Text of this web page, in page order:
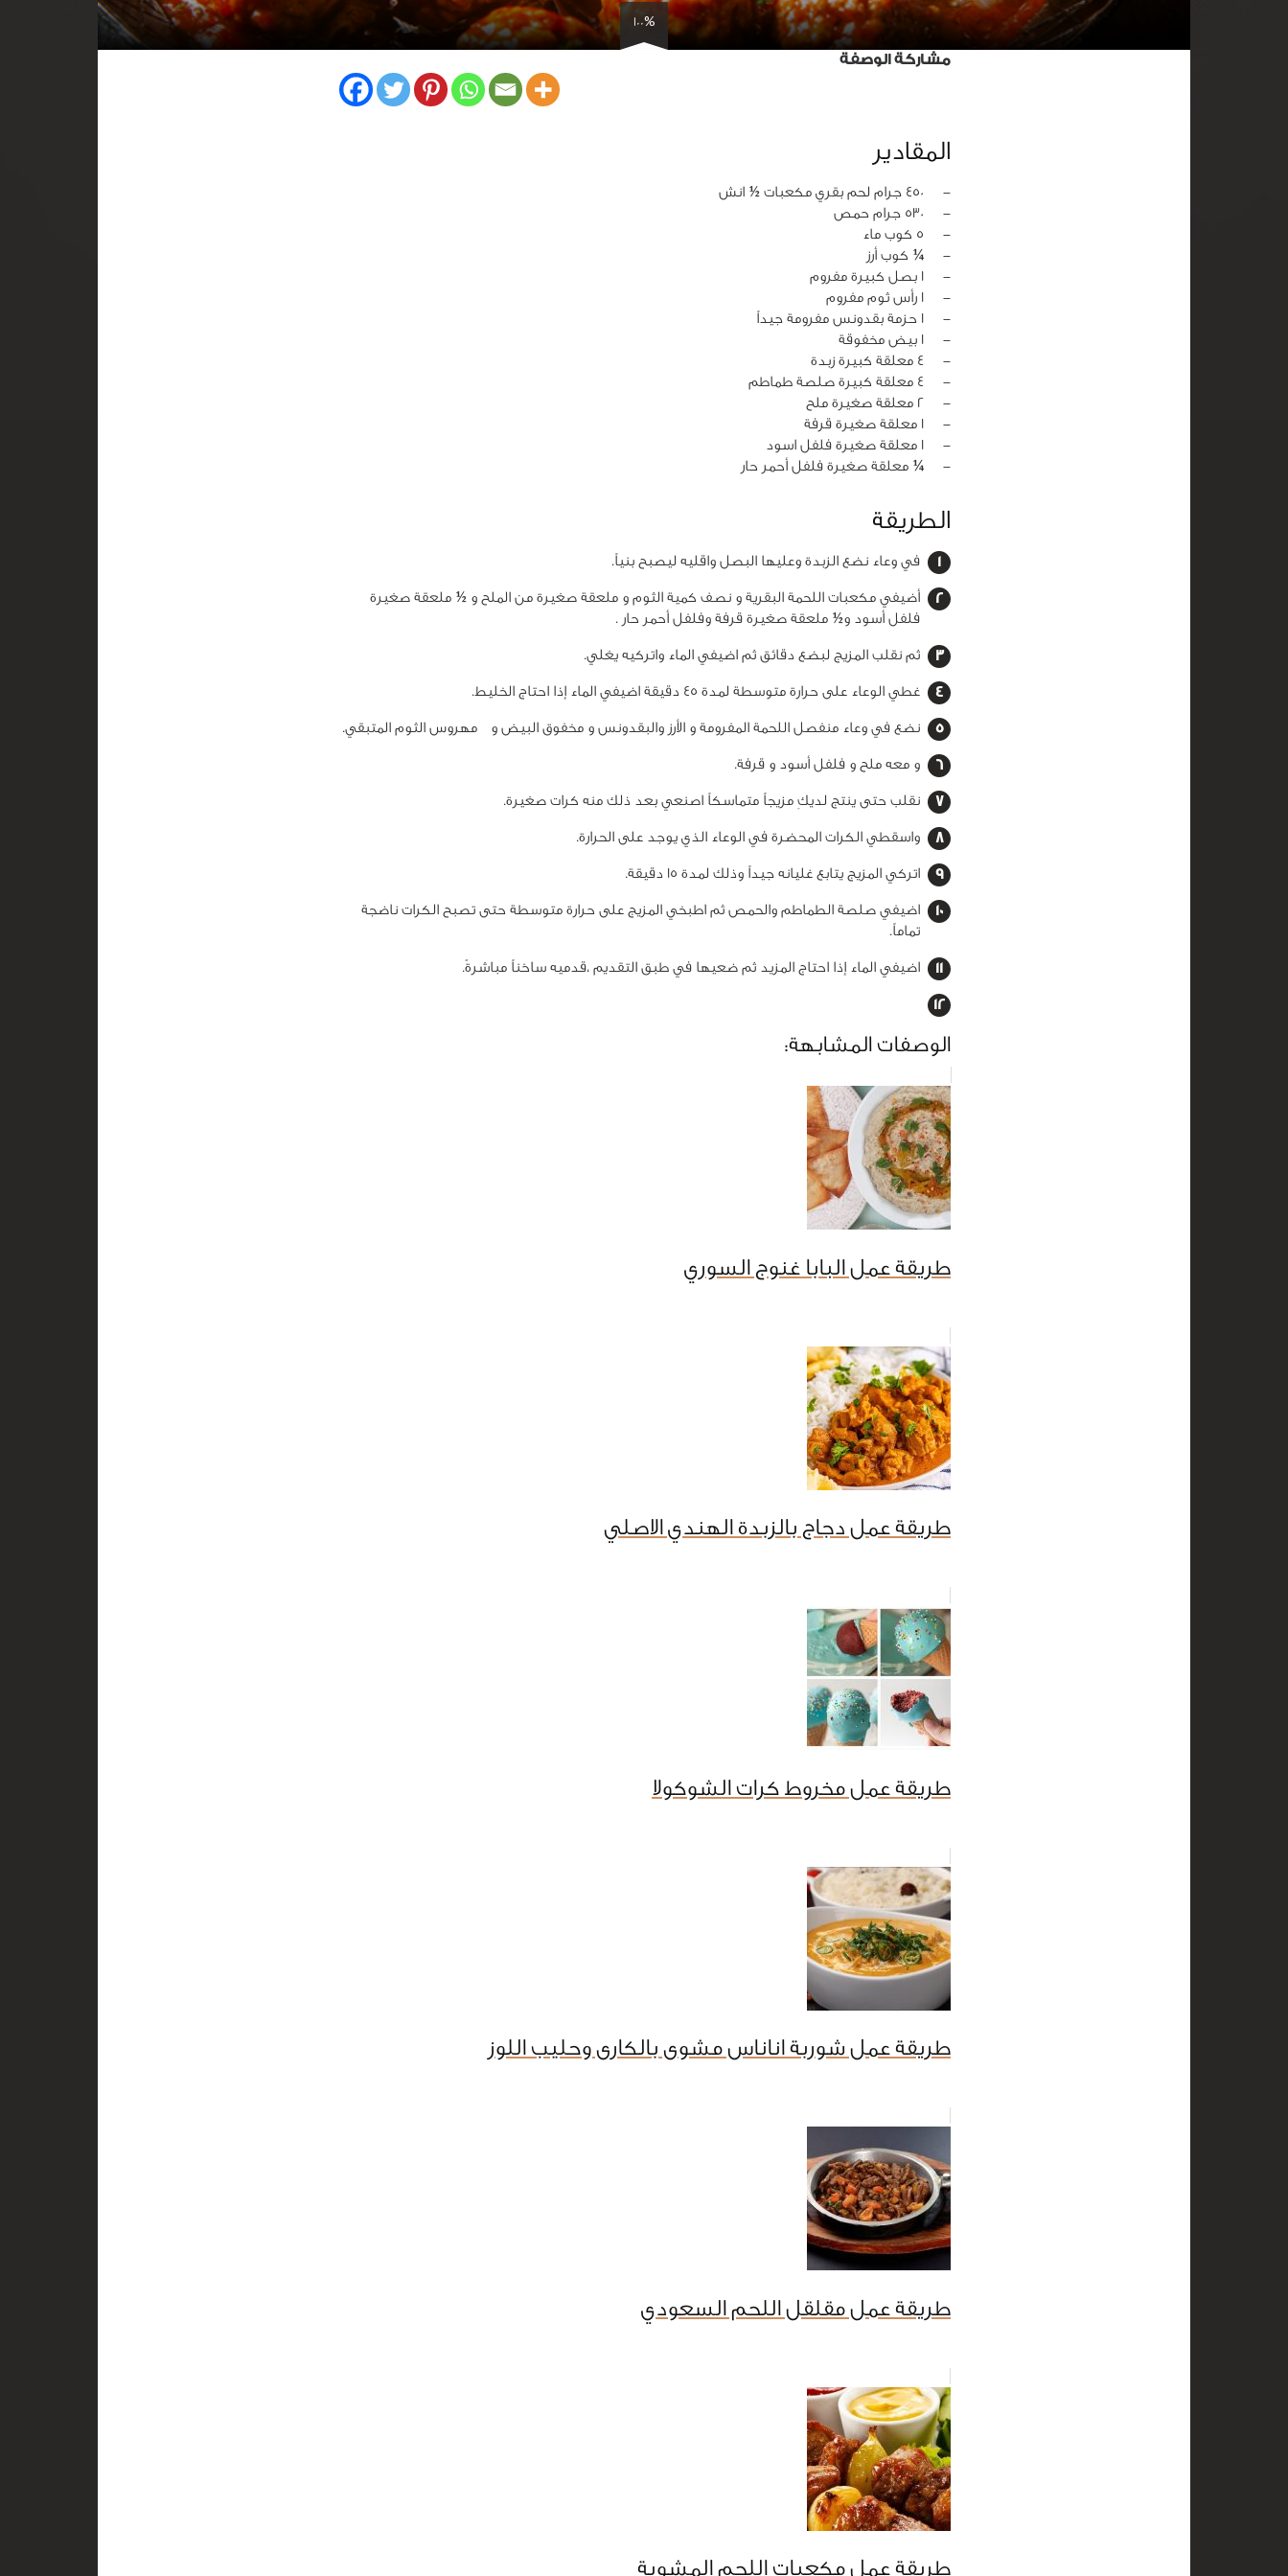
100%
مشاركة الوصفة
المقادير
‏-
450 جرام لحم بقري مكعبات ½ انش
‏-
530 جرام حمص
‏-
5 كوب ماء
‏-
¼ كوب أرز
‏-
1 بصل كبيرة مفروم
‏-
1 رأس ثوم مفروم
‏-
1 حزمة بقدونس مفرومة جيداً
‏-
1 بيض مخفوقة
‏-
4 معلقة كبيرة زبدة
‏-
4 معلقة كبيرة صلصة طماطم
‏-
2 معلقة صغيرة ملح
‏-
1 معلقة صغيرة قرفة
‏-
1 معلقة صغيرة فلفل اسود
‏-
¼ معلقة صغيرة فلفل أحمر حار
الطريقة
في وعاء نضع الزبدة وعليها البصل واقليه ليصبح بنياً.
أضيفي مكعبات اللحمة البقرية و نصف كمية الثوم و ملعقة صغيرة من الملح و ½ ملعقة صغيرة
فلفل أسود و½ ملعقة صغيرة قرفة وفلفل أحمر حار .
ثم نقلب المزيج لبضع دقائق ثم اضيفي الماء واتركيه يغلي.
غطي الوعاء على حرارة متوسطة لمدة 45 دقيقة اضيفي الماء إذا احتاج الخليط.
نضع في وعاء منفصل اللحمة المفرومة و الأرز والبقدونس و مخفوق البيض و مهروس الثوم المتبقي.
و معه ملح و فلفل أسود و قرفة.
نقلب حتى ينتج لديكِ مزيجاً متماسكاً اصنعي بعد ذلك منه كرات صغيرة.
واسقطي الكرات المحضرة في الوعاء الذي يوجد على الحرارة.
اتركي المزيج يتابع غليانه جيداً وذلك لمدة 15 دقيقة.
اضيفي صلصة الطماطم والحمص ثم اطبخي المزيج على حرارة متوسطة حتى تصبح الكرات ناضجة
تماماً.
اضيفي الماء إذا احتاج المزيد ثم ضعيها في طبق التقديم ،قدميه ساخناً مباشرةً.
الوصفات المشابهة:
طريقة عمل البابا غنوج السوري
طريقة عمل دجاج بالزبدة الهندي الاصلي
طريقة عمل مخروط كرات الشوكولا
طريقة عمل شوربة اناناس مشوى بالكارى وحليب اللوز
طريقة عمل مقلقل اللحم السعودي
طريقة عمل مكعبات اللحم المشوية